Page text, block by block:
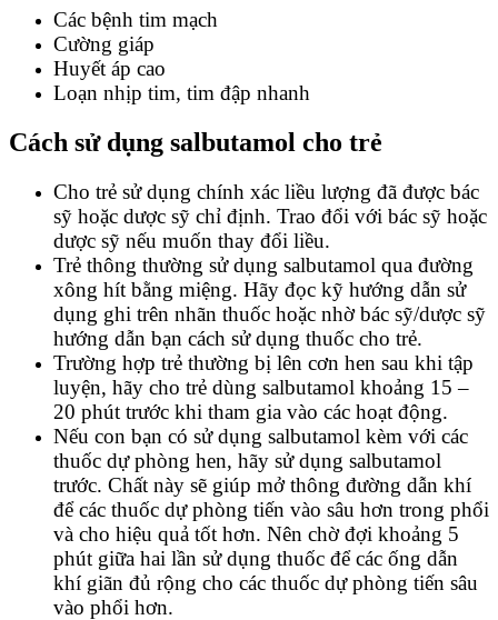
Các bệnh tim mạch
Cường giáp
Huyết áp cao
Loạn nhịp tim, tim đập nhanh
Cách sử dụng salbutamol cho trẻ
Cho trẻ sử dụng chính xác liều lượng đã được bác
sỹ hoặc dược sỹ chỉ định. Trao đổi với bác sỹ hoặc
dược sỹ nếu muốn thay đổi liều.
Trẻ thông thường sử dụng salbutamol qua đường
xông hít bằng miệng. Hãy đọc kỹ hướng dẫn sử
dụng ghi trên nhãn thuốc hoặc nhờ bác sỹ/dược sỹ
hướng dẫn bạn cách sử dụng thuốc cho trẻ.
Trường hợp trẻ thường bị lên cơn hen sau khi tập
luyện, hãy cho trẻ dùng salbutamol khoảng 15 –
20 phút trước khi tham gia vào các hoạt động.
Nếu con bạn có sử dụng salbutamol kèm với các
thuốc dự phòng hen, hãy sử dụng salbutamol
trước. Chất này sẽ giúp mở thông đường dẫn khí
để các thuốc dự phòng tiến vào sâu hơn trong phổi
và cho hiệu quả tốt hơn. Nên chờ đợi khoảng 5
phút giữa hai lần sử dụng thuốc để các ống dẫn
khí giãn đủ rộng cho các thuốc dự phòng tiến sâu
vào phổi hơn.